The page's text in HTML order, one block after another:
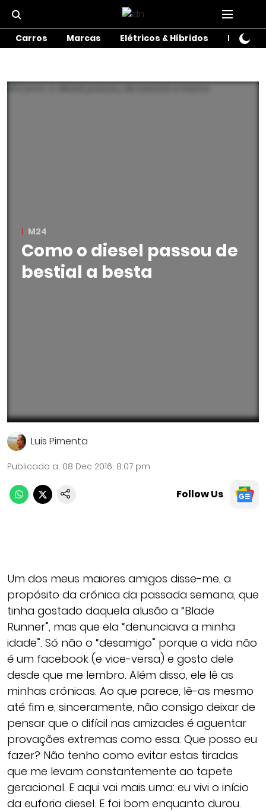
Carros Marcas Elétricos & Híbridos Motos
M24
Como o diesel passou de
bestial a besta
Luis Pimenta
Publicado a: 08 Dec 2016, 8:07 pm
Follow Us
Um dos meus maiores amigos disse-me, a
propósito da crónica da passada semana, que
tinha gostado daquela alusão a “Blade
Runner”, mas que ela “denunciava a minha
idade”. Só não o “desamigo” porque a vida não
é um facebook (e vice-versa) e gosto dele
desde que me lembro. Além disso, ele lê as
minhas crónicas. Ao que parece, lê-as mesmo
até fim e, sinceramente, não consigo deixar de
pensar que o difícil nas amizades é aguentar
provações extremas como essa. Que posso eu
fazer? Não tenho como evitar estas tiradas
que me levam constantemente ao tapete
geracional. E aqui vai mais uma: eu vivi o início
da euforia diesel. E foi bom enquanto durou.